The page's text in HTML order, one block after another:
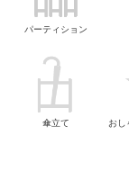
パーティション
傘立て
おし